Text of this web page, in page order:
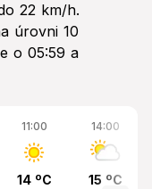
22 km/h.
úrovni 10
o 05:59 a
11:00
14 ºC
14:00
15 ºC